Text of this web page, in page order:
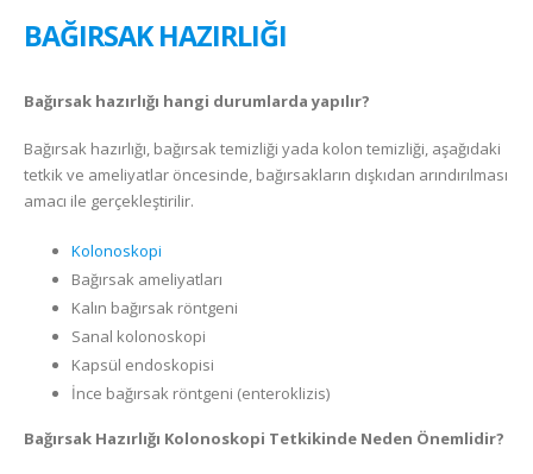
BAĞIRSAK HAZIRLIĞI
Bağırsak hazırlığı hangi durumlarda yapılır?
Bağırsak hazırlığı, bağırsak temizliği yada kolon temizliği, aşağıdaki
tetkik ve ameliyatlar öncesinde, bağırsakların dışkıdan arındırılması
amacı ile gerçekleştirilir.
Kolonoskopi
Bağırsak ameliyatları
Kalın bağırsak röntgeni
Sanal kolonoskopi
Kapsül endoskopisi
İnce bağırsak röntgeni (enteroklizis)
Bağırsak Hazırlığı Kolonoskopi Tetkikinde Neden Önemlidir?